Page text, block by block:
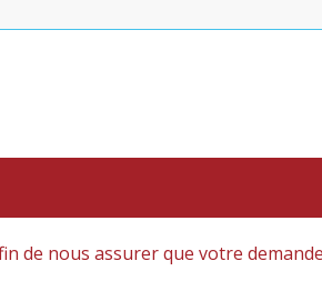
de nous assurer que votre